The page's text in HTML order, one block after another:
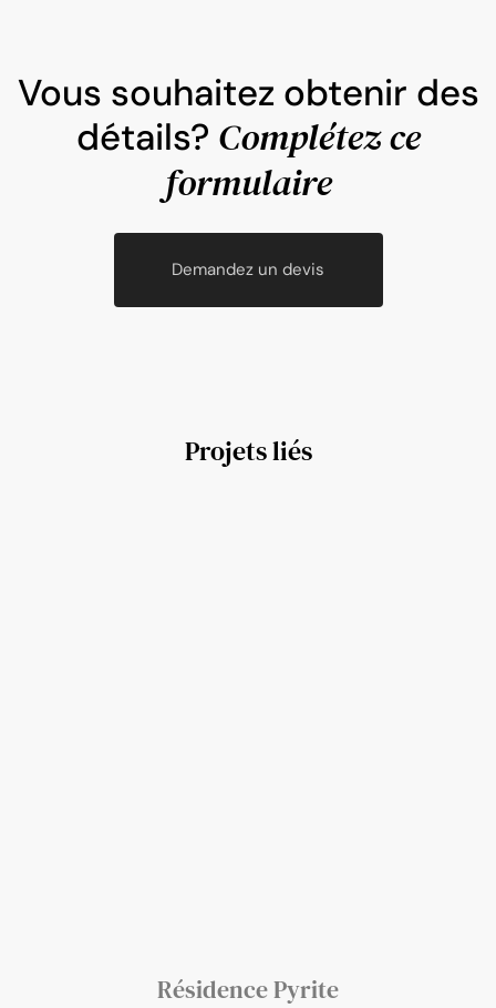
Vous souhaitez obtenir des
détails? Complétez ce
formulaire
Demandez un devis
Projets liés
Résidence Pyrite